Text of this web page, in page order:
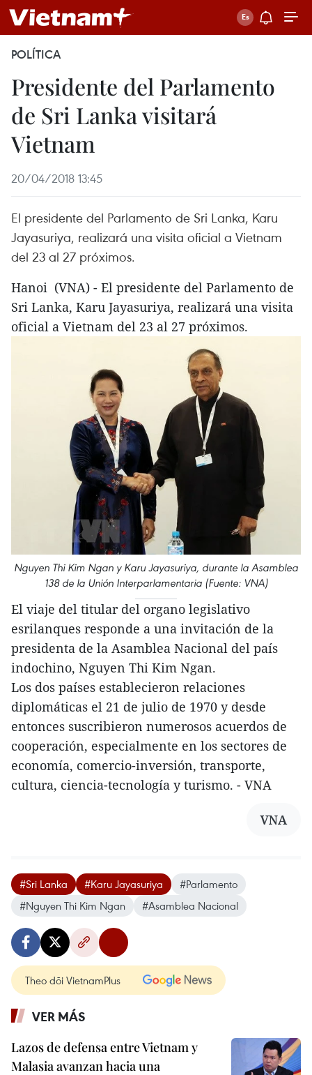
POLÍTICA
Presidente del Parlamento
de Sri Lanka visitará
Vietnam
20/04/2018 13:45
El presidente del Parlamento de Sri Lanka, Karu
Jayasuriya, realizará una visita oficial a Vietnam
del 23 al 27 próximos.
Hanoi (VNA) - El presidente del Parlamento de
Sri Lanka, Karu Jayasuriya, realizará una visita
oficial a Vietnam del 23 al 27 próximos.
Nguyen Thi Kim Ngan y Karu Jayasuriya, durante la Asamblea
138 de la Unión Interparlamentaria (Fuente: VNA)
El viaje del titular del organo legislativo
esrilanques responde a una invitación de la
presidenta de la Asamblea Nacional del país
indochino, Nguyen Thi Kim Ngan.
Los dos países establecieron relaciones
diplomáticas el 21 de julio de 1970 y desde
entonces suscribieron numerosos acuerdos de
cooperación, especialmente en los sectores de
economía, comercio-inversión, transporte,
cultura, ciencia-tecnología y turismo. - VNA
VNA
#Sri Lanka #Karu Jayasuriya
#Parlamento
#Nguyen Thi Kim Ngan
#Asamblea Nacional
Theo dõi VietnamPlus
VER MÁS
Lazos de defensa entre Vietnam y
Malasia avanzan hacia una